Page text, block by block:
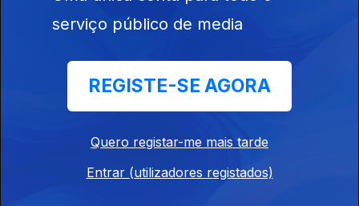
Ep. 7
serviço público de media
REGISTE-SE AGORA
Quero registar-me mais tarde
Entrar (utilizadores registados)